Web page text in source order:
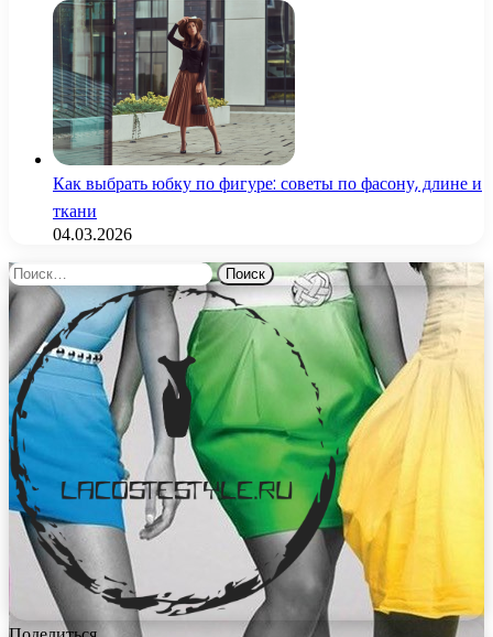
Как выбрать юбку по фигуре: советы по фасону, длине и
ткани
04.03.2026
Найти: